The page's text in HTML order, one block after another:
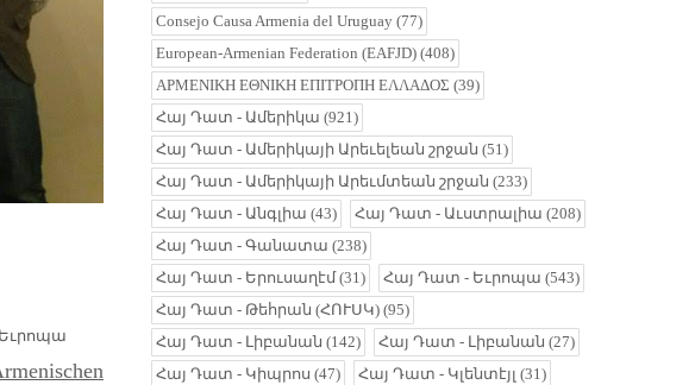
Consejo Causa Armenia del Uruguay (77)
European-Armenian Federation (EAFJD) (408)
ΑΡΜΕΝΙΚΗ ΕΘΝΙΚΗ ΕΠΙΤΡΟΠΗ ΕΛΛΑΔΟΣ (39)
Հայ Դատ - Ամերիկա (921)
Հայ Դատ - Ամերիկայի Արեւելեան շրջան (51)
Հայ Դատ - Ամերիկայի Արեւմտեան շրջան (233)
Հայ Դատ - Անգլիա (43) Հայ Դատ - Աւստրալիա (208)
Հայ Դատ - Գանատա (238)
Հայ Դատ - Երուսաղէմ(31) Հայ Դատ - Եւրոպա (543)
Հայ Դատ - Թեհրան (ՀՈՒՍԿ) (95)
Հայ Դատ - Լիբանան (142) Հայ Դատ - Լիբանան (27)
Հայ Դատ - Կիպրոս (47) Հայ Դատ - Կլենտէյլ (31)